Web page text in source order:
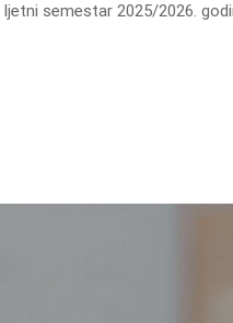
semestar 2025/2026.